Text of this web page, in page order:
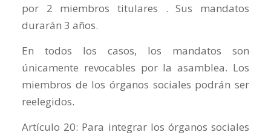
por 2 miembros titulares . Sus mandatos
durarán 3 años.
En todos los casos, los mandatos son
únicamente revocables por la asamblea. Los
miembros de los órganos sociales podrán ser
reelegidos.
Artículo 20: Para integrar los órganos sociales